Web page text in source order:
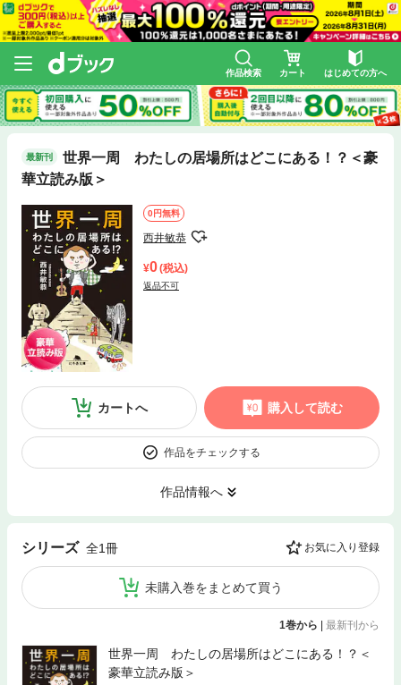
作品検索 カート はじめての方へ
最新刊
世界一周 わたしの居場所はどこにある！？＜豪
華立読み版＞
0円無料
西井敏恭
0(税込)
返品不可
カートへ 購入して読む
作品をチェックする
作品情報へ
シリーズ 全1冊 お気に入り登録
未購入巻をまとめて買う
1巻から 最新刊から
世界一周 わたしの居場所はどこにある！？＜
豪華立読み版＞